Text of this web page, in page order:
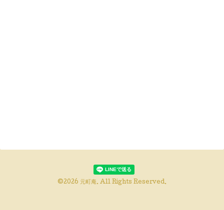
©2026 元町庵. All Rights Reserved.